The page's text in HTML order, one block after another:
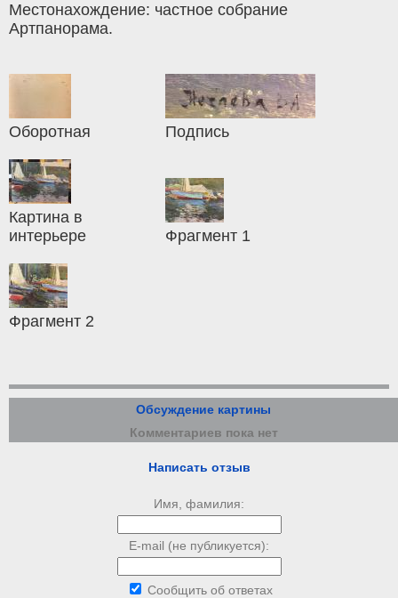
Местонахождение: частное собрание
Артпанорама.
Оборотная Подпись
Картина в
интерьере
Фрагмент 1
Фрагмент 2
Обсуждение картины
Комментариев пока нет
Написать отзыв
Имя, фамилия:
E-mail (не публикуется):
Сообщить об ответах